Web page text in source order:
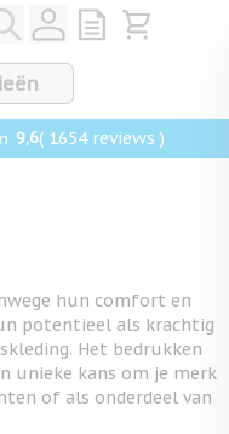
View quote,
Bekijk
9,6( 1654 reviews )
hun comfort en
potentieel als krachtig
Het bedrukken
unieke kans om je merk
of als onderdeel van